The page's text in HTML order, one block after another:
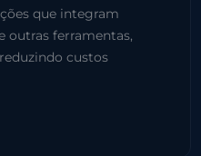
que integram
outras ferramentas,
custos